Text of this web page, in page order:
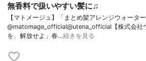
無香料で扱いやすい髪に♫
【マトメージュ】「まとめ髪アレンジウォーター
@matomage_official@utena_official【株式会社
を、解放せよ」春…続きを見る